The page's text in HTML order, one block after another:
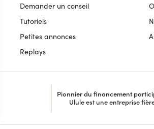
Demander un conseil
Tutoriels
Petites annonces
Replays
Pionnier du financement
Ulule est une entreprise